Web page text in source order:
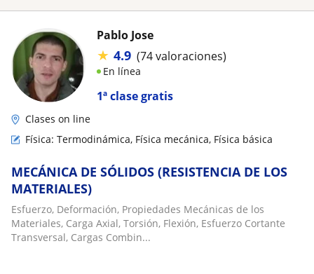
1ª clase gratis
Pablo Jose
★ 4.9 (74 valoraciones)
En línea
Clases on line
Física: Termodinámica, Física mecánica, Física básica
MECÁNICA DE SÓLIDOS (RESISTENCIA DE LOS
MATERIALES)
Esfuerzo, Deformación, Propiedades Mecánicas de los
Materiales, Carga Axial, Torsión, Flexión, Esfuerzo Cortante
Transversal, Cargas Combin...